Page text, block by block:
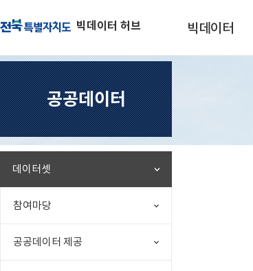
빅데이터 허브 빅데이터
공공데이터
데이터셋
참여마당
공공데이터 제공